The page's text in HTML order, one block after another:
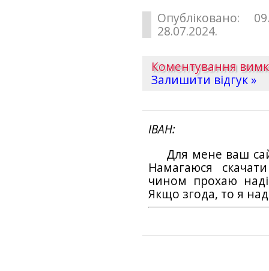
Опубліковано:
28.07.2024.
Коментування
Залишити відгук »
ІВАН
Для мене ваш
Намагаюся
чином прохаю
Якщо згода, то я